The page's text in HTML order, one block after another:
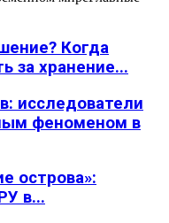
Когда
за хранение...
исследователи
феноменом в
острова»:
в...